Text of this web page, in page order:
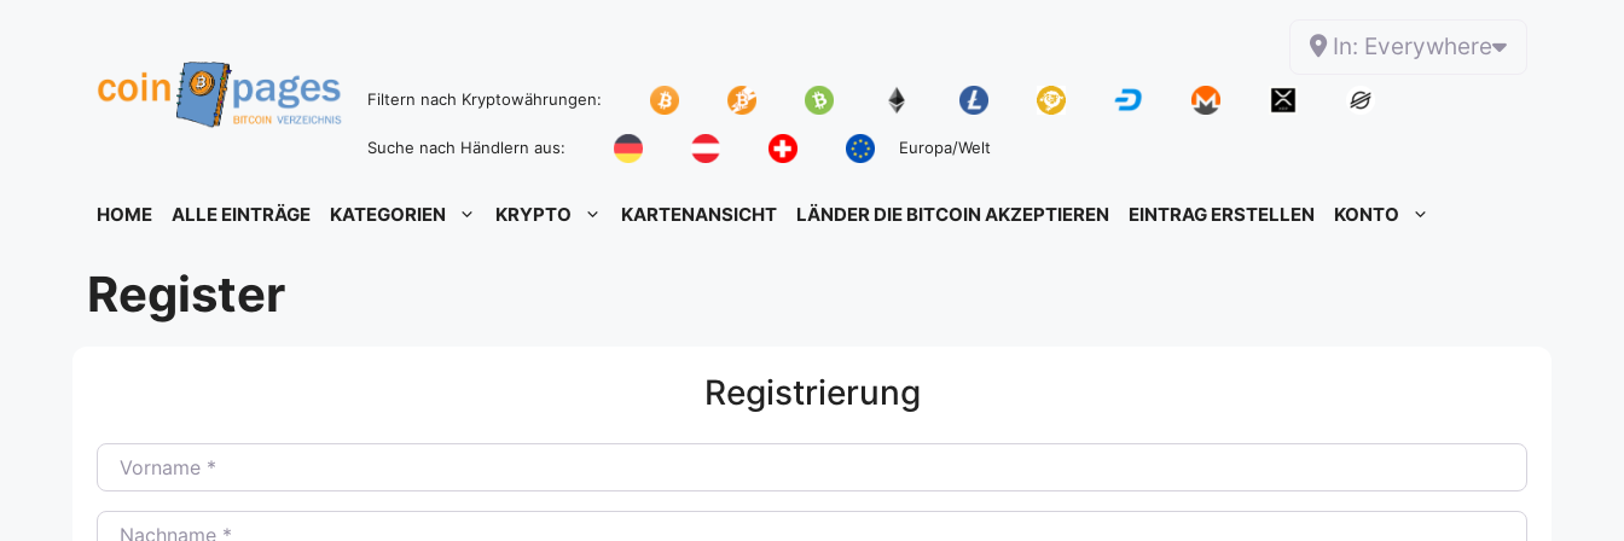
In: Everywhere
Filtern nach Kryptowährungen:
Suche nach Händlern aus: Europa/Welt
HOME ALLE EINTRÄGE KATEGORIEN KRYPTO KARTENANSICHT LÄNDER DIE BITCOIN AKZEPTIEREN EINTRAG ERSTELLEN KONTO
Register
Registrierung
Vorname
Nachname